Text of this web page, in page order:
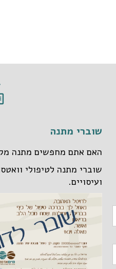
שוברי מתנה
האם אתם מחפשים מתנה
שוברי מתנה לטיפולי
ועיסויים.